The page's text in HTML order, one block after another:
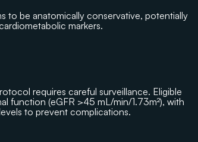
to be anatomically conservative, potentially
markers.
requires careful surveillance. Eligible
function (eGFR >45 mL/min/1.73m²), with
to prevent complications.